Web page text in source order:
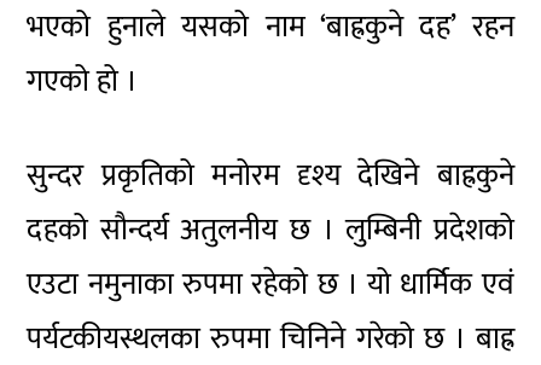
भएको हुनाले यसको नाम ‘बाह्रकुने दह’ रहन
गएको हो ।
सुन्दर प्रकृतिको मनोरम दृश्य देखिने बाह्रकुने
दहको सौन्दर्य अतुलनीय छ । लुम्बिनी प्रदेशको
एउटा नमुनाका रुपमा रहेको छ । यो धार्मिक एवं
पर्यटकीयस्थलका रुपमा चिनिने गरेको छ । बाह्र